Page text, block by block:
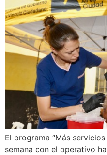
El programa “Más
semana con el operativo